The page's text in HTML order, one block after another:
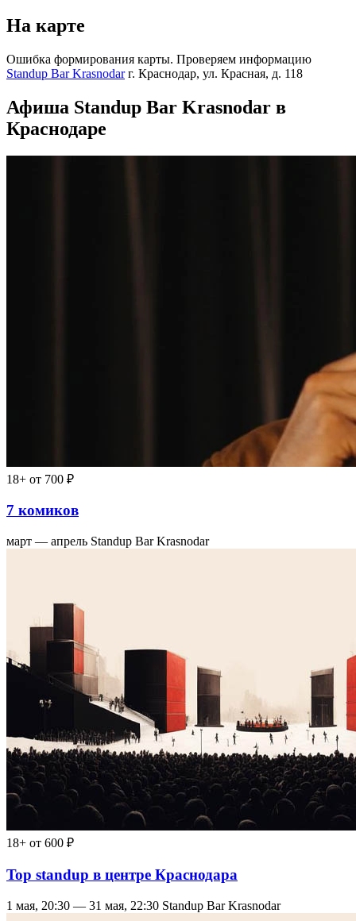
На карте
Ошибка формирования карты. Проверяем информацию
Standup Bar Krasnodar г. Краснодар, ул. Красная, д. 118
Афиша Standup Bar Krasnodar в
Краснодаре
18+ от 700 ₽
7 комиков
март — апрель Standup Bar Krasnodar
18+ от 600 ₽
Top standup в центре Краснодара
1 мая, 20:30 — 31 мая, 22:30 Standup Bar Krasnodar